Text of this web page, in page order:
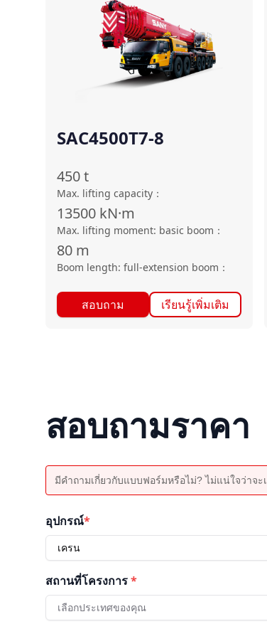
SAC4500T7-8
450t
Max. lifting capacity ：
13500 kN·m
Max. lifting moment: basic boom ：
80 m
Boom length: full-extension boom ：
สอบถาม เรียนรู้เพิ่มเติม
สอบถามราคา
มีคำถามเกี่ยวกับแบบฟอร์มหรือไม่? ไม่แน่ใจว่าจ
อุปกรณ์*
เครน
สถานที่โครงการ*
เลือกประเทศของคุณ